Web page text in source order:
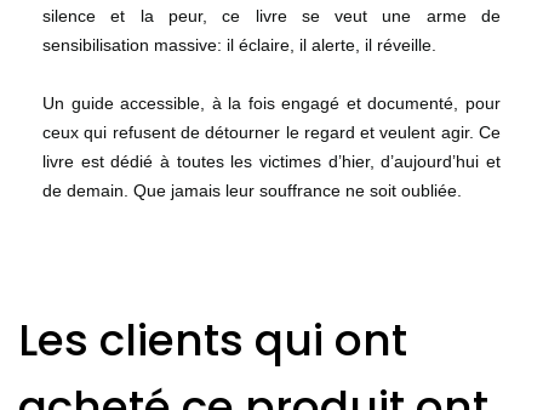
silence et la peur, ce livre se veut une arme de
sensibilisation massive: il éclaire, il alerte, il réveille.
Un guide accessible, à la fois engagé et documenté, pour
ceux qui refusent de détourner le regard et veulent agir. Ce
livre est dédié à toutes les victimes d’hier, d’aujourd’hui et
de demain. Que jamais leur souffrance ne soit oubliée.
Les clients qui ont